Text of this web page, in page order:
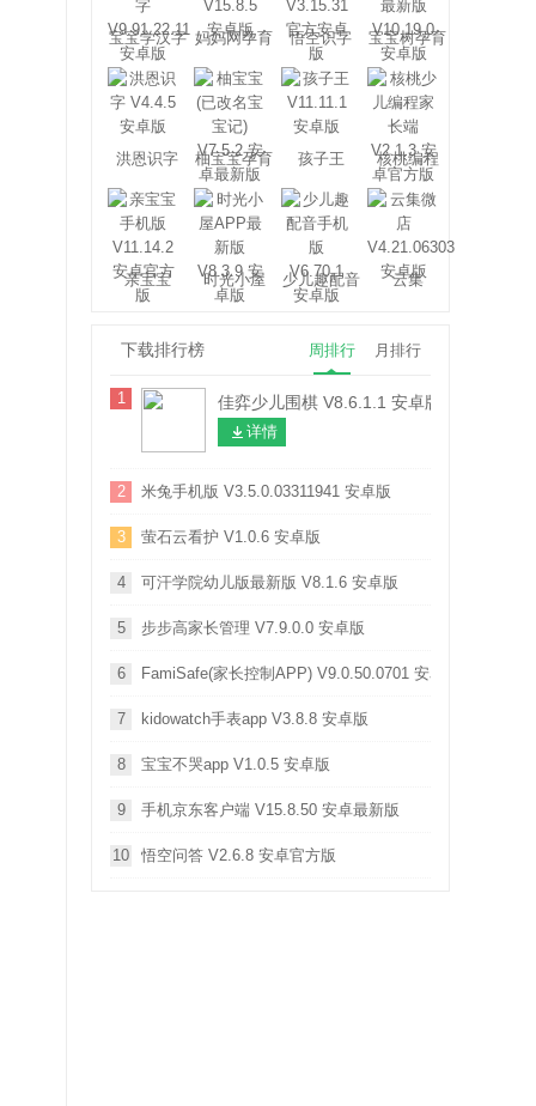
宝宝学汉字 妈妈网孕育 悟空识字 宝宝树孕育
洪恩识字 柚宝宝孕育 孩子王 核桃编程
亲宝宝 时光小屋 少儿趣配音 云集
下载排行榜 周排行 月排行
1 佳弈少儿围棋 V8.6.1.1 安卓版
详情
2 米兔手机版 V3.5.0.03311941 安卓版
3 萤石云看护 V1.0.6 安卓版
4 可汗学院幼儿版最新版 V8.1.6 安卓版
5 步步高家长管理 V7.9.0.0 安卓版
6 FamiSafe(家长控制APP) V9.0.50.0701 安卓版
7 kidowatch手表app V3.8.8 安卓版
8 宝宝不哭app V1.0.5 安卓版
9 手机京东客户端 V15.8.50 安卓最新版
10 悟空问答 V2.6.8 安卓官方版